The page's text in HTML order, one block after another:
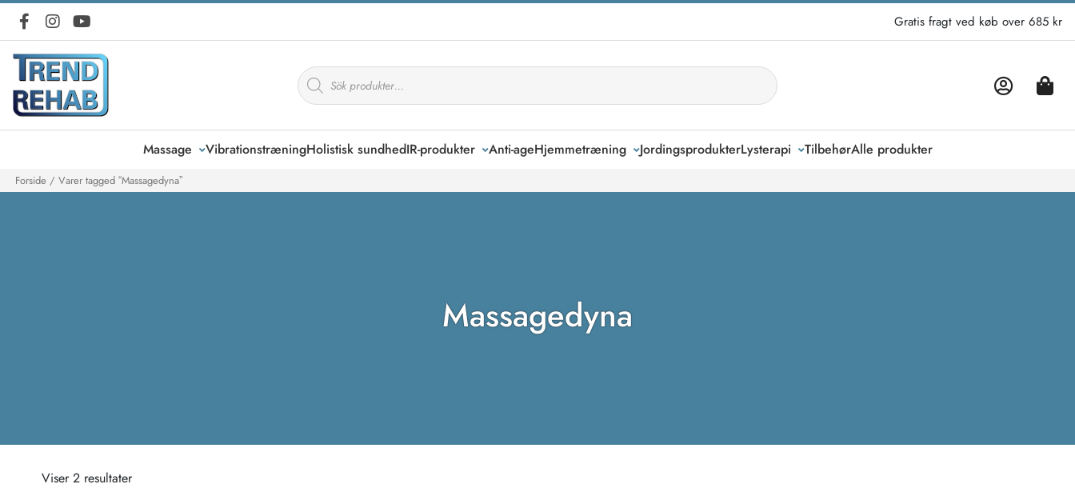
Gratis fragt ved køb over 685 kr
Products
search
Massage VibrationstræningHolistisk sundhedIR-produkter Anti-ageHjemmetræning JordingsprodukterLysterapi TilbehørAlle produkter
Forside / Varer tagged “Massagedyna”
Massagedyna
Viser 2 resultaterSorteret